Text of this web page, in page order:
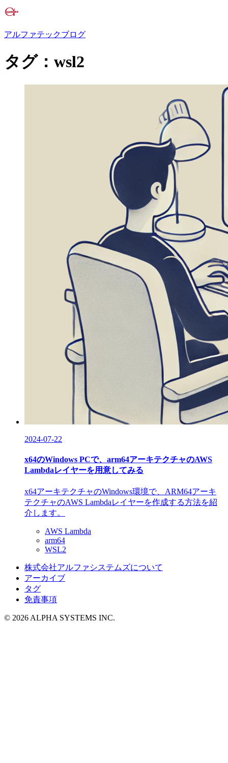
アルファテックブログ
タグ：wsl2
2024-07-22
x64のWindows PCで、arm64アーキテクチャのAWS
Lambdaレイヤーを用意してみる
x64アーキテクチャのWindows環境で、ARM64アーキ
テクチャのAWS Lambdaレイヤーを作成する方法を紹
介します。
AWS Lambda
arm64
WSL2
株式会社アルファシステムズについて
アーカイブ
タグ
免責事項
© 2026 ALPHA SYSTEMS INC.